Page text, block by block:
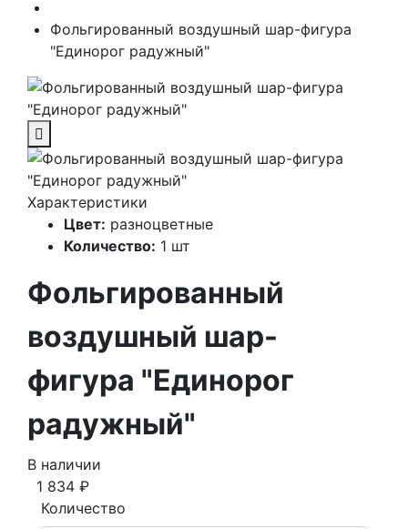
Фольгированный воздушный шар-фигура
"Единорог радужный"
Характеристики
Цвет: разноцветные
Количество: 1 шт
Фольгированный
воздушный шар-
фигура "Единорог
радужный"
В наличии
1 834 ₽
Количество